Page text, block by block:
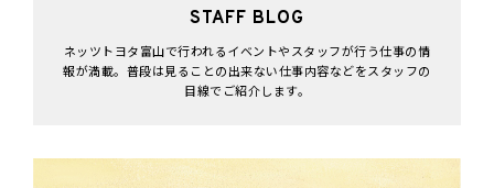
STAFF BLOG
ネッツトヨタ富山で行われるイベントやスタッフが行う仕事の情
報が満載。普段は見ることの出来ない仕事内容などをスタッフの
目線でご紹介します。